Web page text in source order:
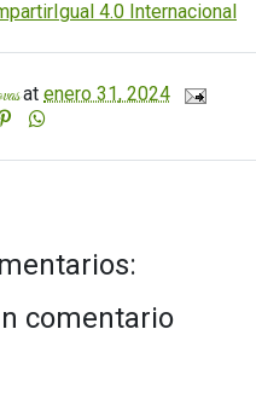
4.0 Internacional
at enero 31, 2024
comentario